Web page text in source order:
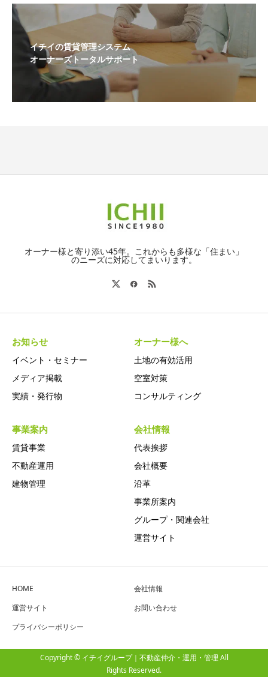
イチイの賃貸管理システム
オーナーズトータルサポート
オーナー様と寄り添い45年。これからも多様な「住まい」
のニーズに対応してまいります。
お知らせ
イベント・セミナー
メディア掲載
実績・発行物
オーナー様へ
土地の有効活用
空室対策
コンサルティング
事業案内
賃貸事業
不動産運用
建物管理
会社情報
代表挨拶
会社概要
沿革
事業所案内
グループ・関連会社
運営サイト
HOME
会社情報
運営サイト
お問い合わせ
プライバシーポリシー
Copyright © イチイグループ｜不動産仲介・運用・管理 All
Rights Reserved.